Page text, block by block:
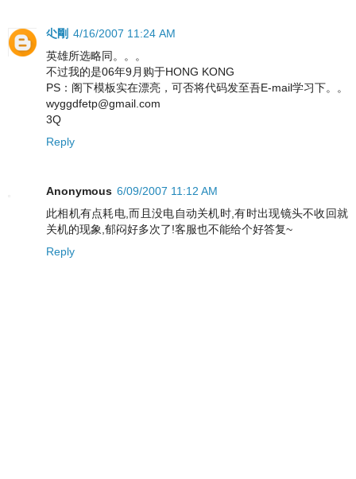
尐剛 4/16/2007 11:24 AM
英雄所选略同。。。
不过我的是06年9月购于HONG KONG
PS：阁下模板实在漂亮，可否将代码发至吾E-mail学习下。。
wyggdfetp@gmail.com
3Q
Reply
Anonymous 6/09/2007 11:12 AM
此相机有点耗电,而且没电自动关机时,有时出现镜头不收回就
关机的现象,郁闷好多次了!客服也不能给个好答复~
Reply